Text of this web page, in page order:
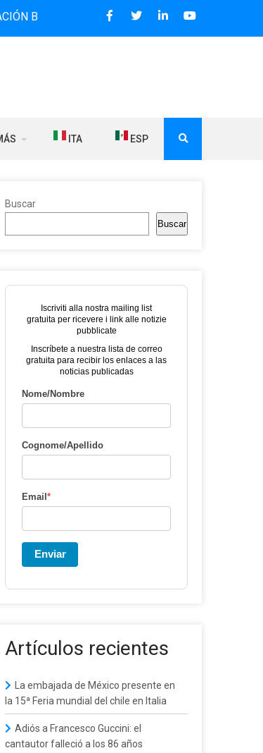
QUE DESDE 2006 DIFUNDE NOTICIAS
ITA ESP
Buscar
Buscar
Iscriviti alla nostra mailing list
gratuita per ricevere i link alle notizie
pubblicate
Inscríbete a nuestra lista de correo
gratuita para recibir los enlaces a las
noticias publicadas
Nome/Nombre
Cognome/Apellido
Email *
Enviar
Artículos recientes
La embajada de México presente en
la 15ª Feria mundial del chile en Italia
Adiós a Francesco Guccini: el
cantautor falleció a los 86 años